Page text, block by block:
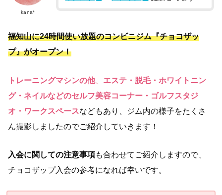
kana*
福知山に24時間使い放題のコンビニジム『チョコザッ
プ』がオープン！
トレーニングマシンの他、 エステ・脱毛・ホワイトニン
グ・ネイルなどのセルフ美容コーナー・ゴルフスタジ
オ・ワークスペースなどもあり、ジム内の様子をたくさ
ん撮影しましたのでご紹介していきます！
入会に関しての注意事項も合わせてご紹介しますので、
チョコザップ入会の参考になれば幸いです。